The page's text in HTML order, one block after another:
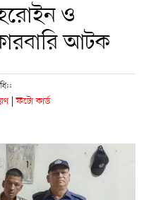
ও
আটক
| ফটো কার্ড